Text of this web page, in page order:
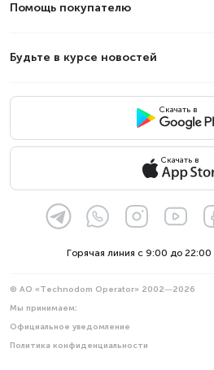
Помощь покупателю
Будьте в курсе новостей
Скачать в
Скачать в
Горячая линия с 9:00 до
© АО «Technodom Operator» 2002—2026
Мы принимаем:
Официальное уведомление
Политика конфиденциальности